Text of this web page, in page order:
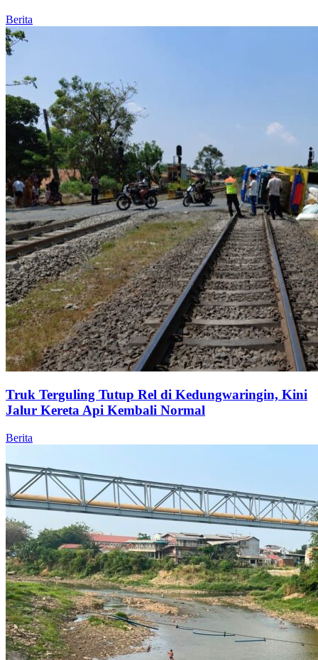
Berita
Truk Terguling Tutup Rel di Kedungwaringin, Kini
Jalur Kereta Api Kembali Normal
Berita